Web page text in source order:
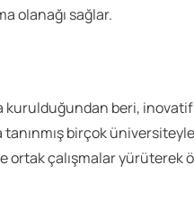
olanağı sağlar.
kurulduğundan beri,
birçok
ortak çalışmalar